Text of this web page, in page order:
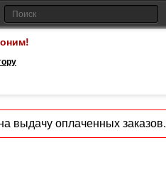
выдачу оплаченных заказов.